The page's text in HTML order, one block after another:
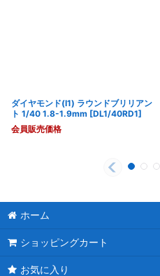
ダイヤモンド(I1) ラウンドブリリアン
ト 1/40 1.8-1.9mm [DL1/40RD1]
会員販売価格
ホーム
ショッピングカート
お気に入り